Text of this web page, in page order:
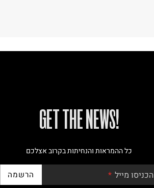
!GET THE NEWS
כל ההמראות והנחיתות בקרוב אצלכם
הכניסו מייל הרשמה